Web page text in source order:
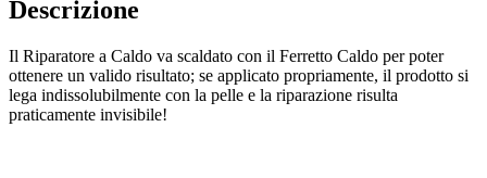
Descrizione
Il Riparatore a Caldo va scaldato con il Ferretto Caldo per poter
ottenere un valido risultato; se applicato propriamente, il prodotto si
lega indissolubilmente con la pelle e la riparazione risulta
praticamente invisibile!